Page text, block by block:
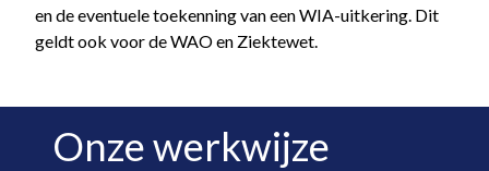
en de eventuele toekenning van een WIA-uitkering. Dit
geldt ook voor de WAO en Ziektewet.
Onze werkwijze